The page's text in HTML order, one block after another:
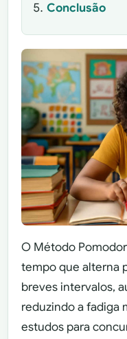
Conclusão
O Método
tempo que alterna
breves intervalos,
reduzindo a fadiga
estudos para